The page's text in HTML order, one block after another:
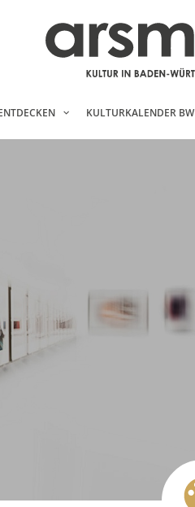
KULTURKALENDER BW